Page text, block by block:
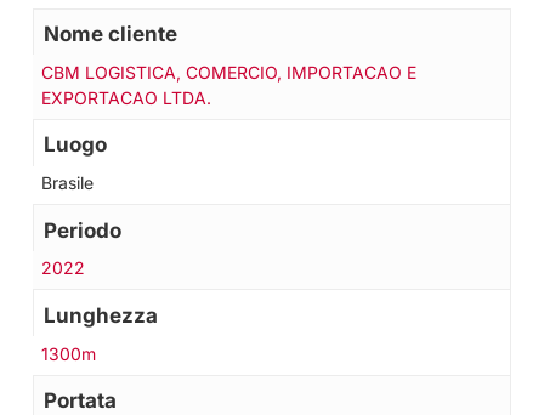
Nome cliente
CBM LOGISTICA, COMERCIO, IMPORTACAO E
EXPORTACAO LTDA.
Luogo
Brasile
Periodo
2022
Lunghezza
1300m
Portata